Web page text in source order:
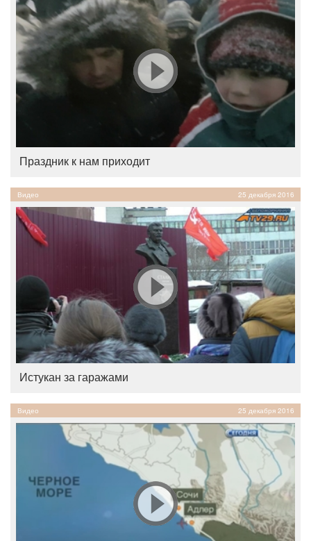
Праздник к нам приходит
Видео 25 декабря 2016
Истукан за гаражами
Видео 25 декабря 2016